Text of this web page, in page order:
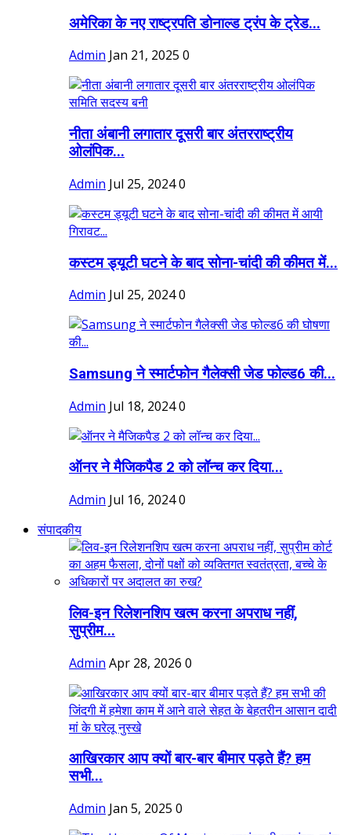
अमेरिका के नए राष्ट्रपति डोनाल्ड ट्रंप के ट्रेड...
Admin Jan 21, 2025 0
नीता अंबानी लगातार दूसरी बार अंतरराष्ट्रीय
ओलंपिक...
Admin Jul 25, 20240
कस्टम ड्यूटी घटने के बाद सोना-चांदी की कीमत में...
Admin Jul 25, 20240
Samsung ने स्मार्टफोन गैलेक्सी जेड फोल्ड6 की...
Admin Jul 18, 20240
ऑनर ने मैजिकपैड 2 को लॉन्च कर दिया...
Admin Jul 16, 20240
संपादकीय
लिव-इन रिलेशनशिप खत्म करना अपराध नहीं,
सुप्रीम...
Admin Apr 28, 2026 0
आखिरकार आप क्यों बार-बार बीमार पड़ते हैं? हम
सभी...
Admin Jan 5, 2025 0